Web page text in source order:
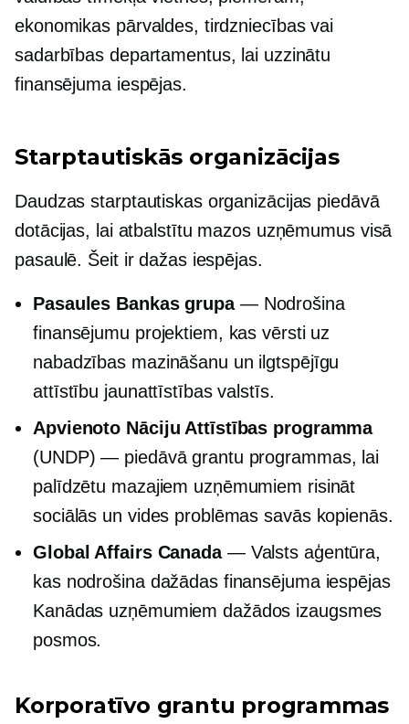
ekonomikas pārvaldes, tirdzniecības vai
sadarbības departamentus, lai uzzinātu
finansējuma iespējas.
Starptautiskās organizācijas
Daudzas starptautiskas organizācijas piedāvā
dotācijas, lai atbalstītu mazos uzņēmumus visā
pasaulē. Šeit ir dažas iespējas.
Pasaules Bankas grupa— Nodrošina
finansējumu projektiem, kas vērsti uz
nabadzības mazināšanu un ilgtspējīgu
attīstību jaunattīstības valstīs.
Apvienoto Nāciju Attīstības programma
(UNDP) — piedāvā grantu programmas, lai
palīdzētu mazajiem uzņēmumiem risināt
sociālās un vides problēmas savās kopienās.
Global Affairs Canada— Valsts aģentūra,
kas nodrošina dažādas finansējuma iespējas
Kanādas uzņēmumiem dažādos izaugsmes
posmos.
Korporatīvo grantu programmas